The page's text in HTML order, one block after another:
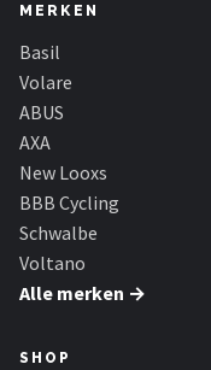
MERKEN
Basil
Volare
ABUS
AXA
New Looxs
BBB Cycling
Schwalbe
Voltano
Alle merken →
SHOP